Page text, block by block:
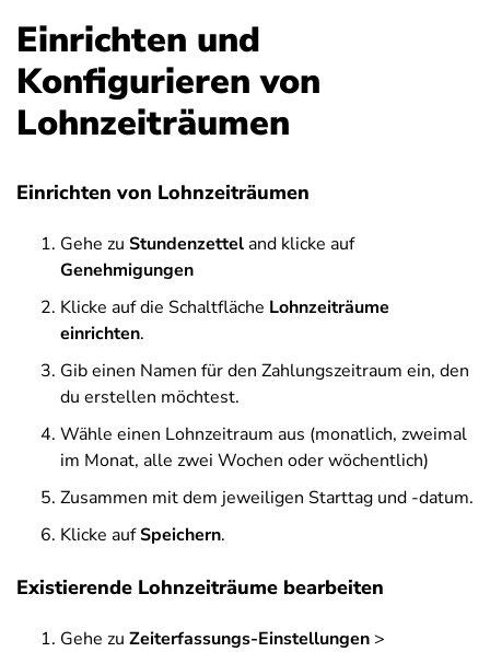
Einrichten und
Konfigurieren von
Lohnzeiträumen
Einrichten von Lohnzeiträumen
Gehe zu Stundenzetteland klicke auf
Genehmigungen
Klicke auf die Schaltfläche Lohnzeiträume
einrichten.
Gib einen Namen für den Zahlungszeitraum ein, den
du erstellen möchtest.
Wähle einen Lohnzeitraum aus (monatlich, zweimal
im Monat, alle zwei Wochen oder wöchentlich)
Zusammen mit dem jeweiligen Starttag und -datum.
Klicke aufSpeichern.
Existierende Lohnzeiträume bearbeiten
Gehe zu Zeiterfassungs-Einstellungen >